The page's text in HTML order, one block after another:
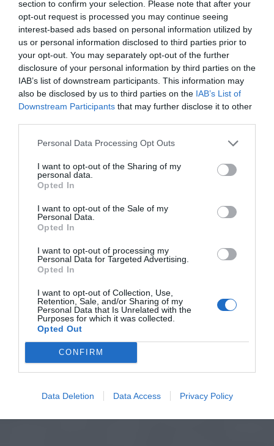
section to confirm your selection. Please note that after your
opt-out request is processed you may continue seeing
interest-based ads based on personal information utilized by
us or personal information disclosed to third parties prior to
your opt-out. You may separately opt-out of the further
disclosure of your personal information by third parties on the
IAB’s list of downstream participants. This information may
also be disclosed by us to third parties on the IAB’s List of
Downstream Participants that may further disclose it to other
Personal Data Processing Opt Outs
I want to opt-out of the Sharing of my
personal data.
Opted In
I want to opt-out of the Sale of my
Personal Data.
Opted In
I want to opt-out of processing my
Personal Data for Targeted Advertising.
Opted In
I want to opt-out of Collection, Use,
Retention, Sale, and/or Sharing of my
Personal Data that Is Unrelated with the
Purposes for which it was collected.
Opted Out
CONFIRM
Data Deletion Data Access Privacy Policy